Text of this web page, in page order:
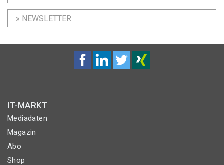
» NEWSLETTER
IT-MARKT
Mediadaten
Magazin
Abo
Shop